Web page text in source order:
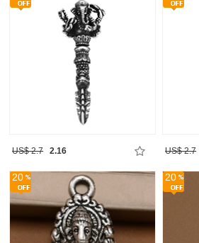
US$ 2.7 2.16 US$ 2.7
20 20